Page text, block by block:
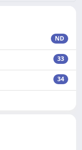
ND
33
34